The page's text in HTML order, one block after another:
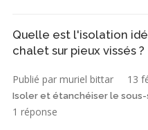
Quelle est l'isolation
chalet sur pieux vissés ?
Publié par muriel bittar 13
Isoler et étanchéiser le
1 réponse